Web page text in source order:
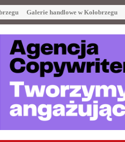
Galerie handlowe w Kołobrzegu